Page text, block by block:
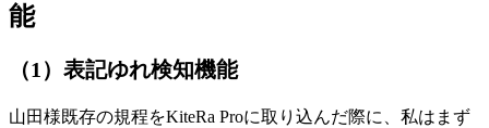
能
（1）表記ゆれ検知機能
山田様既存の規程をKiteRa Proに取り込んだ際に、私はまず